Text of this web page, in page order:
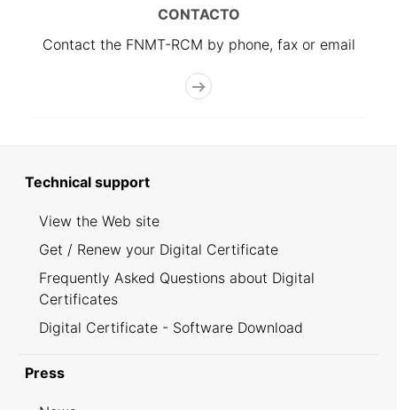
CONTACTO
Contact the FNMT-RCM by phone, fax or email
Technical support
View the Web site
Get / Renew your Digital Certificate
Frequently Asked Questions about Digital
Certificates
Digital Certificate - Software Download
Press